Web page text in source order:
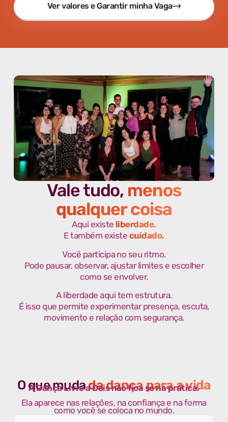
Ver valores e Garantir minha Vaga
Vale tudo, menos
qualquer coisa
Aqui existe liberdade.
E também existe cuidado.
Você participa no seu ritmo.
Pode pausar, observar, ajustar limites e escolher
como se envolver.
A liberdade aqui tem estrutura.
É isso que permite experimentar presença, escuta,
movimento e relação com segurança.
O que mudada dança para a vida
A Dança Livre a Dois não fica só na prática.
Ela aparece nas relações, na confiança e na forma
como você se coloca no mundo.